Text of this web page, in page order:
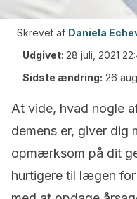
Skrevet af Daniela
Udgivet: 28 juli, 2021
Sidste ændring: 26
At vide, hvad nogle
demens er, giver dig
opmærksom på dit
hurtigere til lægen